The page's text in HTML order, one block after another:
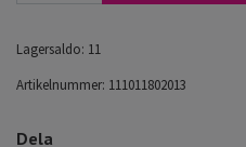
Lagersaldo: 11
Artikelnummer: 111011802013
Dela